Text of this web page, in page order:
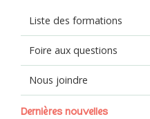
Liste des formations
Foire aux questions
Nous joindre
Dernières nouvelles